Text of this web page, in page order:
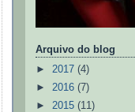
Arquivo do blog
► 2017 (4)
► 2016 (7)
► 2015 (11)